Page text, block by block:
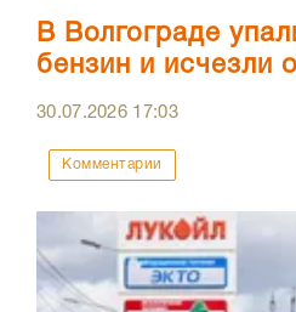
В Волгограде
бензин и исчезли
30.07.2026 17:03
Комментарии